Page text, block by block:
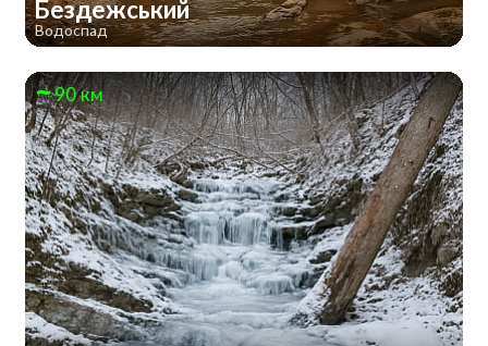
Бездежський
Водоспад
90 км